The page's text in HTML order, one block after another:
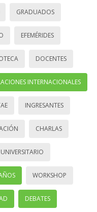
GRADUADOS
EFEMÉRIDES
DOCENTES
INTERNACIONALES
INGRESANTES
CHARLAS
WORKSHOP
DEBATES